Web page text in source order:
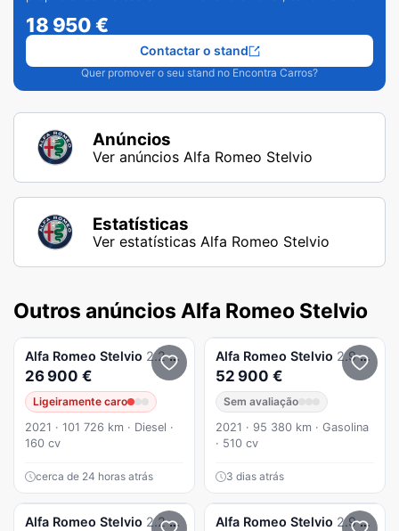
18 950€
Quer promover o seu stand no Encontra Carros?
Contactar o stand
Anúncios
Ver anúncios Alfa Romeo Stelvio
Estatísticas
Ver estatísticas Alfa Romeo Stelvio
Outros anúncios Alfa Romeo Stelvio
Alfa Romeo Stelvio 2.2 D AT8
26 900 €
Ligeiramente caro
2021 · 101 726 km · Diesel ·
160 cv
cerca de 24 horas atrás
Alfa Romeo Stelvio 2.9 T Quadrifoglio V6
52 900 €
Sem avaliação
2021 · 95 380 km · Gasolina
· 510 cv
3 dias atrás
Alfa Romeo Stelvio 2.2 D Super AT8 Q4 Alfa Romeo Stelvio 2.9 T Quadrifoglio V6